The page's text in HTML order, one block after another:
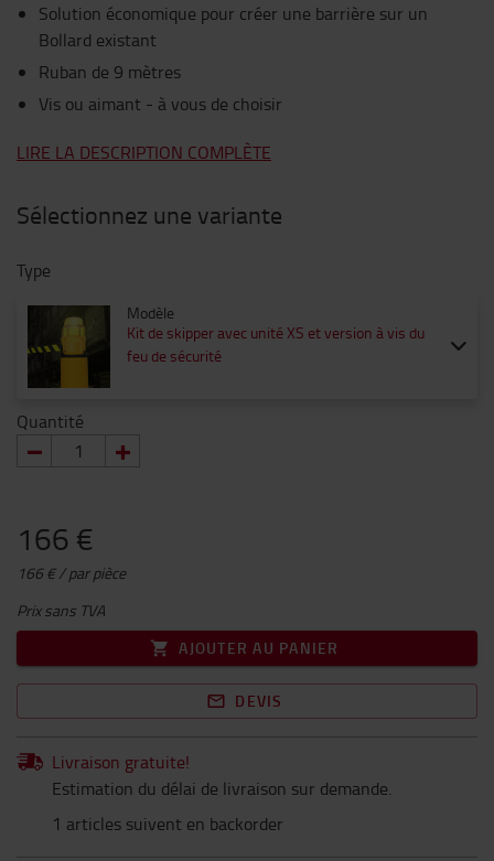
Solution économique pour créer une barrière sur un
Bollard existant
Ruban de 9 mètres
Vis ou aimant - à vous de choisir
LIRE LA DESCRIPTION COMPLÈTE
Sélectionnez une variante
Type
Modèle
Kit de skipper avec unité XS et version à vis du
feu de sécurité
Quantité
166 €
166 € / par pièce
Prix sans TVA
AJOUTER AU PANIER
DEVIS
Livraison gratuite!
Estimation du délai de livraison sur demande.
1 articles suivent en backorder